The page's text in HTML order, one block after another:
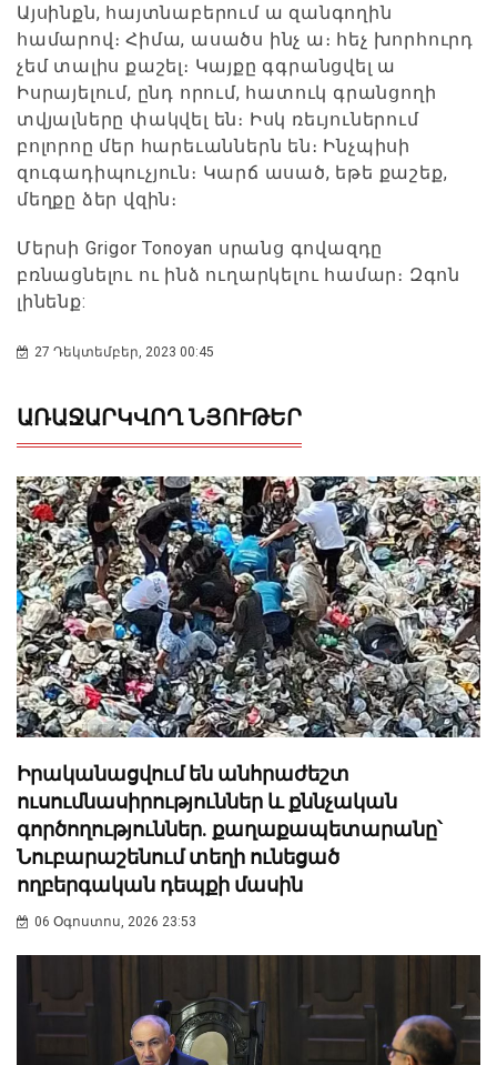
Այսինքն, հայտնաբերում ա զանգողին
համարով։ Հիմա, ասածս ինչ ա։ հեչ խորհուրդ
չեմ տալիս քաշել։ Կայքը գգրանցվել ա
Իսրայելում, ընդ որում, հատուկ գրանցողի
տվյալները փակվել են։ Իսկ ռեւյուներում
բոլորոը մեր հարեւաններն են։ Ինչպիսի
զուգադիպուչյուն։ Կարճ ասած, եթե քաշեք,
մեղքը ձեր վզին։
Մերսի Grigor Tonoyan սրանց գովազդը
բռնացնելու ու ինձ ուղարկելու համար։ Զգոն
լինենք:
27 Դեկտեմբեր, 2023 00:45
ԱՌԱՋԱՐԿՎՈՂ ՆՅՈՒԹԵՐ
Իրականացվում են անհրաժեշտ
ուսումնասիրություններ և քննչական
գործողություններ. քաղաքապետարանը՝
Նուբարաշենում տեղի ունեցած
ողբերգական դեպքի մասին
06 Օգոստոս, 2026 23:53